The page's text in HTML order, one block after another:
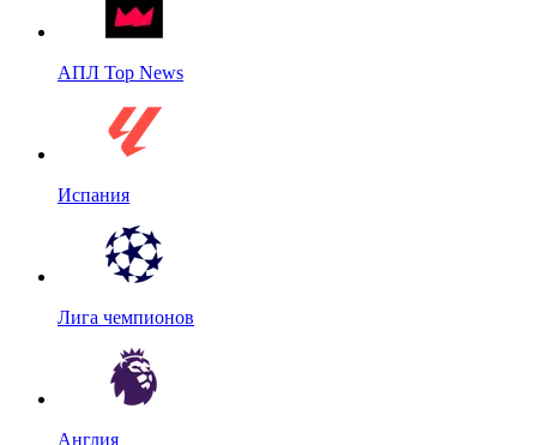
АПЛ Top News
Испания
Лига чемпионов
Англия